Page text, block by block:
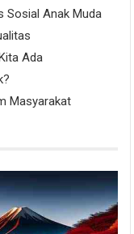
Sosial Anak Muda
Ada
Masyarakat